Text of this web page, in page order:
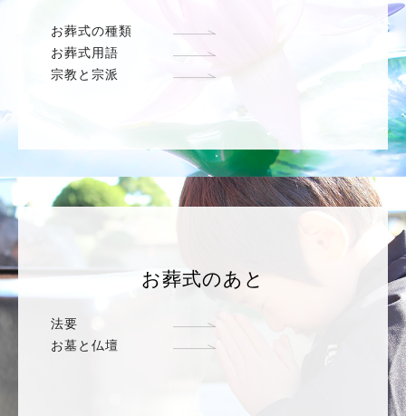
お葬式の種類
お葬式用語
宗教と宗派
お葬式のあと
法要
お墓と仏壇